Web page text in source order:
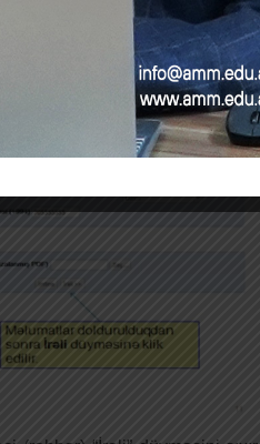
daxil edilir. MMC-nin
yüklənir.